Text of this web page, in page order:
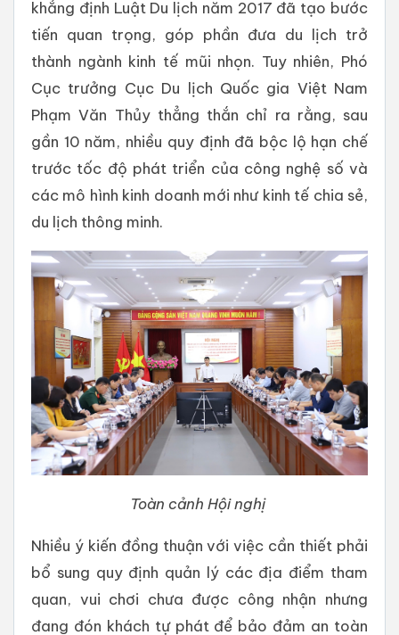
khẳng định Luật Du lịch năm 2017 đã tạo bước
tiến quan trọng, góp phần đưa du lịch trở
thành ngành kinh tế mũi nhọn. Tuy nhiên, Phó
Cục trưởng Cục Du lịch Quốc gia Việt Nam
Phạm Văn Thủy thẳng thắn chỉ ra rằng, sau
gần 10 năm, nhiều quy định đã bộc lộ hạn chế
trước tốc độ phát triển của công nghệ số và
các mô hình kinh doanh mới như kinh tế chia sẻ,
du lịch thông minh.
Toàn cảnh Hội nghị
Nhiều ý kiến đồng thuận với việc cần thiết phải
bổ sung quy định quản lý các địa điểm tham
quan, vui chơi chưa được công nhận nhưng
đang đón khách tự phát để bảo đảm an toàn